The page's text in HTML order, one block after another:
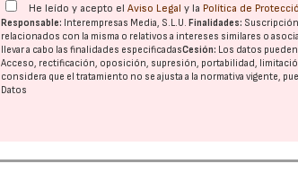
He leído y acepto elAviso Legal y la Política de
Responsable: Interempresas Media, S.L.U.Finalidades:
relacionados con la misma o relativos a intereses similares o
llevar a cabo las finalidades especificadasCesión: Los datos
Acceso, rectificación, oposición, supresión, portabilidad,
considera que el tratamiento no se ajusta a la normativa vigente,
Datos